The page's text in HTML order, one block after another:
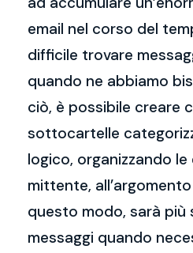
email nel corso del
difficile trovare
quando ne abbiamo
ciò, è possibile creare
sottocartelle
logico, organizzando le
mittente,
questo modo, sarà più
messaggi quando